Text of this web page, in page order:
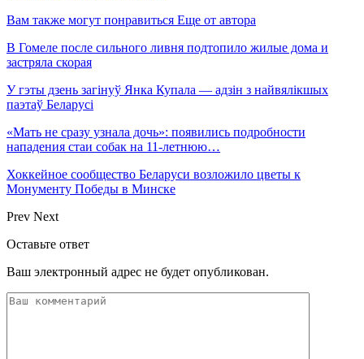
Вам также могут понравиться Еще от автора
В Гомеле после сильного ливня подтопило жилые дома и
застряла скорая
У гэты дзень загінуў Янка Купала — адзін з найвялікшых
паэтаў Беларусі
«Мать не сразу узнала дочь»: появились подробности
нападения стаи собак на 11-летнюю…
Хоккейное сообщество Беларуси возложило цветы к
Монументу Победы в Минске
Prev Next
Оставьте ответ
Ваш электронный адрес не будет опубликован.